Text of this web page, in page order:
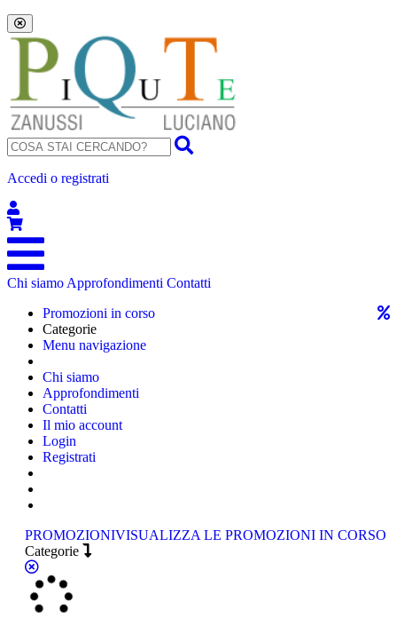
Accedi o registrati
Chi siamo Approfondimenti Contatti
Promozioni in corso
Categorie
Menu navigazione
Chi siamo
Approfondimenti
Contatti
Il mio account
Login
Registrati
PROMOZIONIVISUALIZZA LE PROMOZIONI IN CORSO
Categorie